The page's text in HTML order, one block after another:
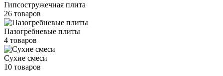
Гипсостружечная плита
26 товаров
Пазогребневые плиты
4 товаров
Сухие смеси
10 товаров